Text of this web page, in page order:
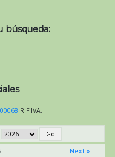
búsqueda:
RIF IVA
Next »